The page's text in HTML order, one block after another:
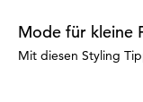
Mode für kleine
Mit diesen Styling